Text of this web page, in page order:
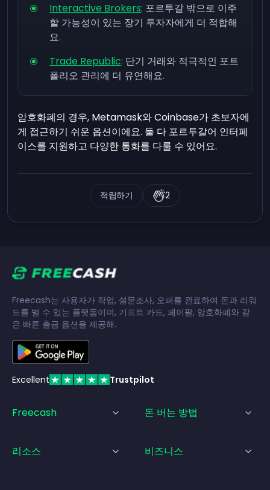
Interactive Brokers: 포르투갈 밖으로 이주
할 가능성이 있는 장기 투자자에게 더 적합해
요.
Trade Republic: 단기 거래와 적극적인 포트
폴리오 관리에 더 유연해요.
암호화폐의 경우, Metamask와 Coinbase가 초보자에
게 접근하기 쉬운 옵션이에요. 둘 다 포르투갈어 인터페
이스를 지원하고 다양한 통화를 다룰 수 있어요.
적립하기 2
Freecash는 사용자가 작업, 설문조사, 오퍼를 완료하여 돈과 리워
드를 벌 수 있는 플랫폼이며, 기프트 카드, 페이팔, 암호화폐와 같
은 빠른 출금 옵션을 제공해.
Excellent Trustpilot
Freecash 돈 버는 방법
리소스 비즈니스